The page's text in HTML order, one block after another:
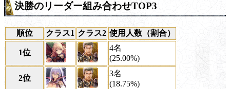
決勝のリーダー組み合わせTOP3
順位 クラス1 クラス2 使用人数（割合）
1位
4名
(25.00%)
2位
3名
(18.75%)